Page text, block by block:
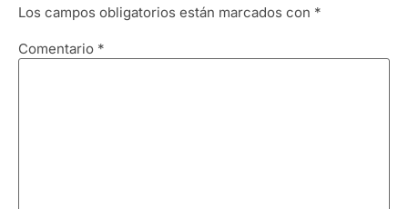
Los campos obligatorios están marcados con *
Comentario *